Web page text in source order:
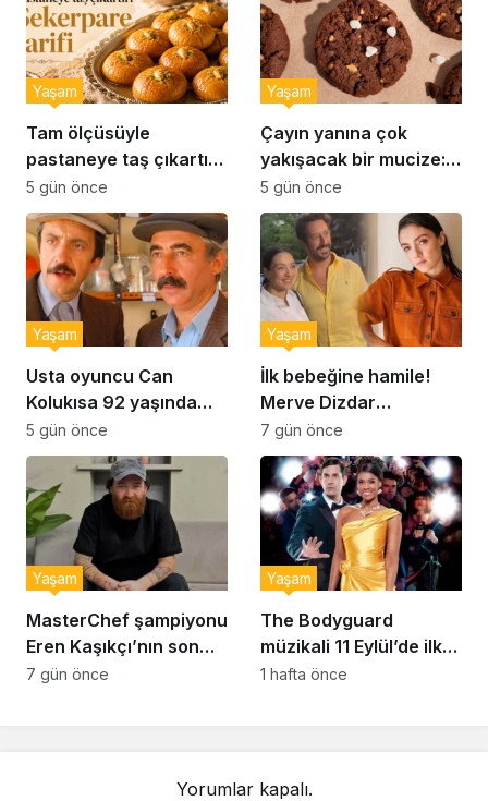
Tam ölçüsüyle
pastaneye taş çıkartır:
Şekerpare tarifi
Yaşam
5 gün önce
Çayın yanına çok
yakışacak bir mucize:
Brownie tadında ıslak
kurabiye tarifi…
Yaşam
5 gün önce
Usta oyuncu Can
Kolukısa 92 yaşında
hayatını kaybetti
Yaşam
5 gün önce
İlk bebeğine hamile!
Merve Dizdar
sessizliğini bozdu: ‘İsim
bulmak çok zor’
Yaşam
7 gün önce
MasterChef şampiyonu
Eren Kaşıkçı’nın son
anlarındaki kahreden
Yaşam
7 gün önce
The Bodyguard
müzikali 11 Eylül’de ilk
kez Türkiye’de
Yaşam
1 hafta önce
Yorumlar kapalı.